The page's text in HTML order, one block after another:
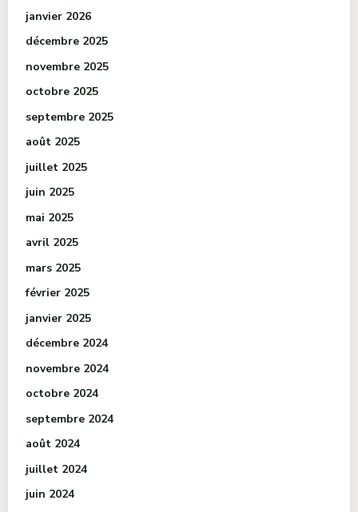
janvier 2026
décembre 2025
novembre 2025
octobre 2025
septembre 2025
août 2025
juillet 2025
juin 2025
mai 2025
avril 2025
mars 2025
février 2025
janvier 2025
décembre 2024
novembre 2024
octobre 2024
septembre 2024
août 2024
juillet 2024
juin 2024